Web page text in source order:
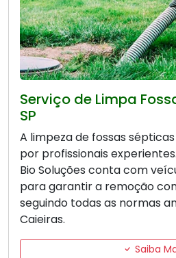
Serviço de Limpa
SP
A limpeza de fossas
por profissionais
Bio Soluções conta com
para garantir a remoção
seguindo todas as normas
Caieiras.
Saiba